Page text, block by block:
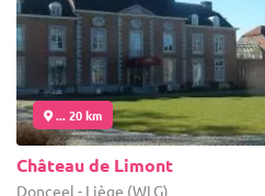
... 20 km
Château de Limont
Donceel - Liège (WLG)